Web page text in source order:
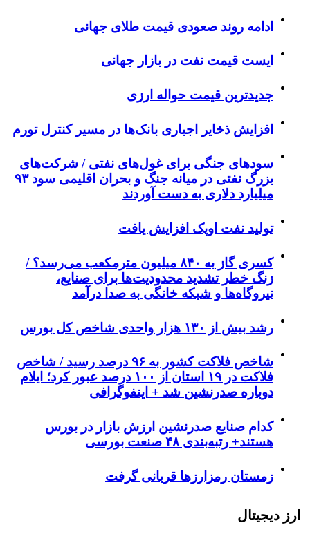
ادامه روند صعودی قیمت طلای جهانی
ایست قیمت نفت در بازار جهانی
جدیدترین قیمت حواله ارزی
افزایش ذخایر اجباری بانک‌ها در مسیر کنترل تورم
سودهای جنگی برای غول‌های نفتی / شرکت‌های
بزرگ نفتی در میانه جنگ و بحران اقلیمی سود ۹۳
میلیارد دلاری به دست آوردند
تولید نفت اوپک افزایش یافت
کسری گاز به ۸۴۰ میلیون مترمکعب می‌رسد؟ /
زنگ خطر تشدید محدودیت‌ها برای صنایع،
نیروگاه‌ها و شبکه خانگی به صدا درآمد
رشد بیش از ۱۳۰ هزار واحدی شاخص کل بورس
شاخص فلاکت کشور به ۹۶ درصد رسید / شاخص
فلاکت در ۱۹ استان از ۱۰۰ درصد عبور کرد؛ ایلام
دوباره صدرنشین شد + اینفوگرافی
کدام صنایع صدرنشین‌ ارزش بازار در بورس
هستند+ رتبه‌بندی ۴۸ صنعت بورسی
زمستان رمزارزها قربانی گرفت
ارز دیجیتال